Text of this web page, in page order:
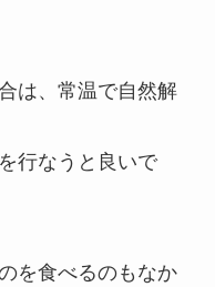
は、常温で自然解
行なうと良いで
を食べるのもなか